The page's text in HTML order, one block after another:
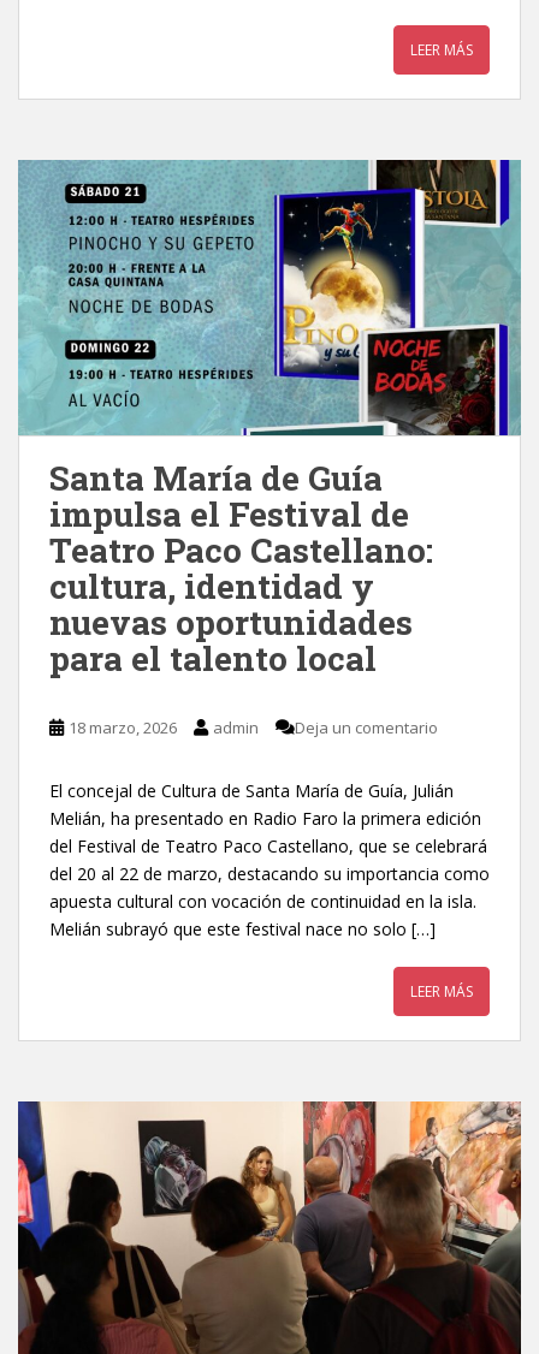
LEER MÁS
Santa María de Guía
impulsa el Festival de
Teatro Paco Castellano:
cultura, identidad y
nuevas oportunidades
para el talento local
18 marzo, 2026 admin Deja un comentario
El concejal de Cultura de Santa María de Guía, Julián
Melián, ha presentado en Radio Faro la primera edición
del Festival de Teatro Paco Castellano, que se celebrará
del 20 al 22 de marzo, destacando su importancia como
apuesta cultural con vocación de continuidad en la isla.
Melián subrayó que este festival nace no solo […]
LEER MÁS